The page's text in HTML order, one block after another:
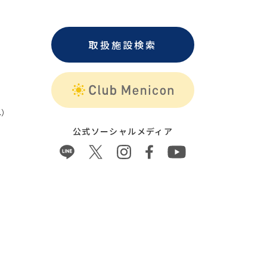
取扱施設検索
公式ソーシャルメディア